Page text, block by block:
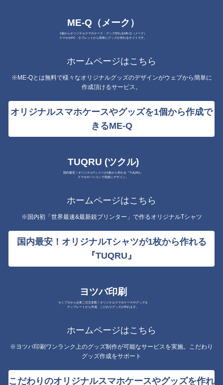
ME-Q（メーク）
1個からオリジナルスマホケース・グッズ作れるME-Q（メーク）
スマホやPC・タブレットから簡単にグッズが作れるサイトです。
ホームページはこちら
※ME-Qとは無料で様々なオリジナルグッズのデザインがウェブから簡単に
作成頂けるサービス。
オリジナルスマホケースやグッズを1個から作成で
きるME-Q
TUQRU (ツクル)
国内最安！オリジナルTシャツが1枚から作れる『TUQRU』
スマホやパソコンで気軽にデザイン。
ホームページはこちら
※国内初「世界最速&最新鋭プリンター」で作るオリジナルTシャツ
国内最安！オリジナルTシャツが1枚から作れる
『TUQRU』
ヨツバ印刷
セミプロから企業ご注文多数！オリジナルスマホケースやグッズを
テンプレートから作成。こだわりグッズが作れます。
ホームページはこちら
※ヨツバ印刷ワンランク上のグッズ制作が可能なサービスを実施。こだわり
グッズ作成をサポート
こだわりのオリジナルスマホケースやグッズを作れ